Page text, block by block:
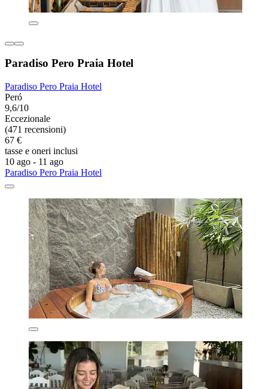
Paradiso Pero Praia Hotel
Paradiso Pero Praia Hotel
Peró
9,6/10
Eccezionale
(471 recensioni)
67 €
tasse e oneri inclusi
10 ago - 11 ago
Paradiso Pero Praia Hotel